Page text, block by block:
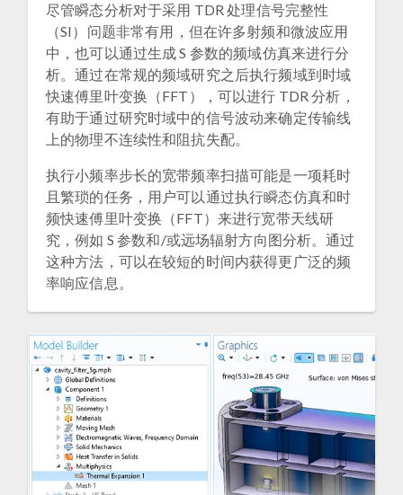
尽管瞬态分析对于采用 TDR 处理信号完整性
（SI）问题非常有用，但在许多射频和微波应用
中，也可以通过生成 S 参数的频域仿真来进行分
析。通过在常规的频域研究之后执行频域到时域
快速傅里叶变换（FFT），可以进行 TDR 分析，
有助于通过研究时域中的信号波动来确定传输线
上的物理不连续性和阻抗失配。
执行小频率步长的宽带频率扫描可能是一项耗时
且繁琐的任务，用户可以通过执行瞬态仿真和时
频快速傅里叶变换（FFT）来进行宽带天线研
究，例如 S 参数和/或远场辐射方向图分析。通过
这种方法，可以在较短的时间内获得更广泛的频
率响应信息。